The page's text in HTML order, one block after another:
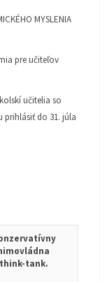
MYSLENIA
pre učiteľov
učitelia so
prihlásiť do 31. júla
tank.